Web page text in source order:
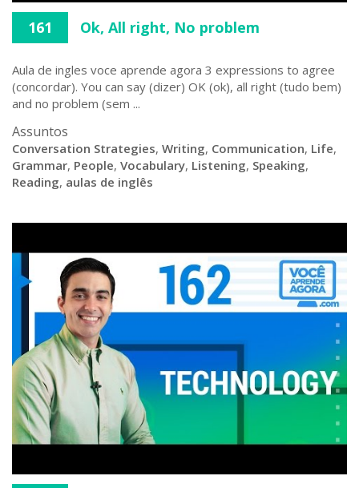
161 Ok, All right, No problem
Aula de ingles voce aprende agora 3 expressions to agree
(concordar). You can say (dizer) OK (ok), all right (tudo bem)
and no problem (sem ...
Assuntos
Conversation Strategies, Writing, Communication, Life,
Grammar, People, Vocabulary, Listening, Speaking,
Reading, aulas de inglês